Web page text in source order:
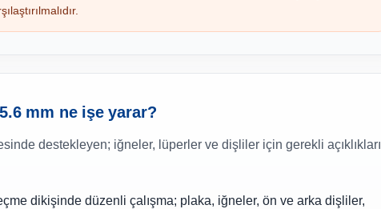
mm ne işe yarar?
destekleyen; iğneler, lüperler ve dişliler için gerekli açıklıkları
dikişinde düzenli çalışma; plaka, iğneler, ön ve arka dişliler,